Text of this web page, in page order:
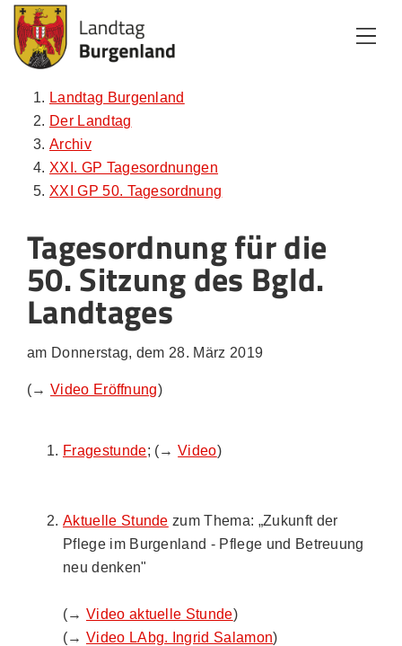
Zum Inhalt
Zum Menü
Zur Suche
Landtag Burgenland
Der Landtag
Archiv
XXI. GP Tagesordnungen
XXI GP 50. Tagesordnung
Tagesordnung für die
50. Sitzung des Bgld.
Landtages
am Donnerstag, dem 28. März 2019
(→ Video Eröffnung)
Fragestunde; (→Video)
Aktuelle Stunde zum Thema: „Zukunft der
Pflege im Burgenland - Pflege und Betreuung
neu denken"
(→ Video aktuelle Stunde)
(→ Video LAbg. Ingrid Salamon)